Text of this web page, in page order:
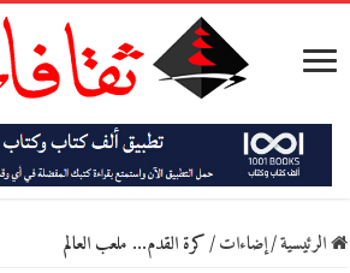
الرئيسية/إضاءات/كرة القدم… ملعب العالم